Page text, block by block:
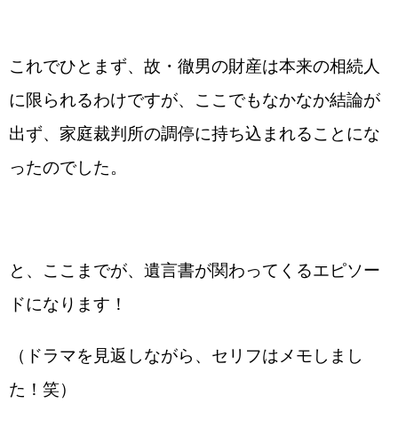
これでひとまず、故・徹男の財産は本来の相続人
に限られるわけですが、ここでもなかなか結論が
出ず、家庭裁判所の調停に持ち込まれることにな
ったのでした。
と、ここまでが、遺言書が関わってくるエピソー
ドになります！
（ドラマを見返しながら、セリフはメモしまし
た！笑）